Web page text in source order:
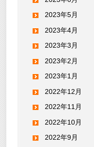
2023年5月
2023年4月
2023年3月
2023年2月
2023年1月
2022年12月
2022年11月
2022年10月
2022年9月